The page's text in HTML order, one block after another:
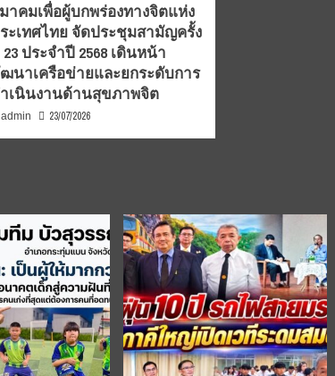
าคมเพื่อผู้บกพร่องทางจิตแห่ง
ะเทศไทย จัดประชุมสามัญครั้ง
ประจำปี 2568 เดินหน้า
นาเครือข่ายและยกระดับการ
เนินงานด้านสุขภาพจิต
admin 23/07/2026